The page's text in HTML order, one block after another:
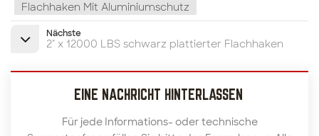
Flachhaken Mit Aluminiumschutz
Nächste
2" x 12000 LBS schwarz plattierter Flachhaken
EINE NACHRICHT HINTERLASSEN
Für jede Informations- oder technische